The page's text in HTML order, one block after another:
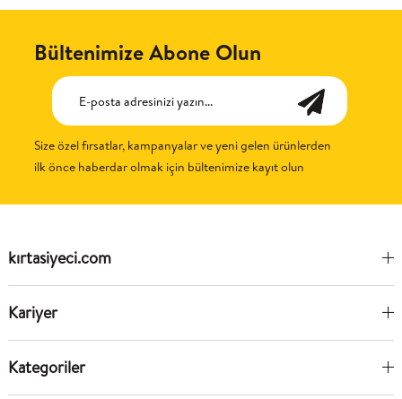
Bültenimize Abone Olun
Size özel fırsatlar, kampanyalar ve yeni gelen ürünlerden
ilk önce haberdar olmak için bültenimize kayıt olun
kırtasiyeci.com
Kariyer
Kategoriler